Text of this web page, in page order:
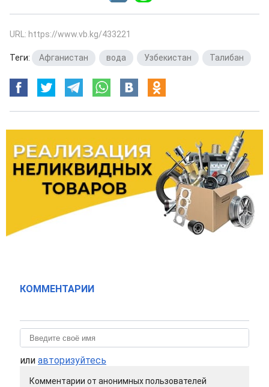
URL: https://www.vb.kg/433221
Теги: Афганистан вода Узбекистан Талибан
КОММЕНТАРИИ
или авторизуйтесь
Комментарии от анонимных пользователей